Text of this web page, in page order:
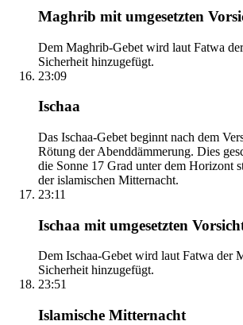
Maghrib mit umgesetzten
Dem Maghrib-Gebet wird laut Fatwa
Sicherheit hinzugefügt.
23:09
Ischaa
Das Ischaa-Gebet beginnt nach dem
Rötung der Abenddämmerung. Dies
die Sonne 17 Grad unter dem Horizont
der islamischen Mitternacht.
23:11
Ischaa mit umgesetzten
Dem Ischaa-Gebet wird laut Fatwa der
Sicherheit hinzugefügt.
23:51
Islamische Mitternacht